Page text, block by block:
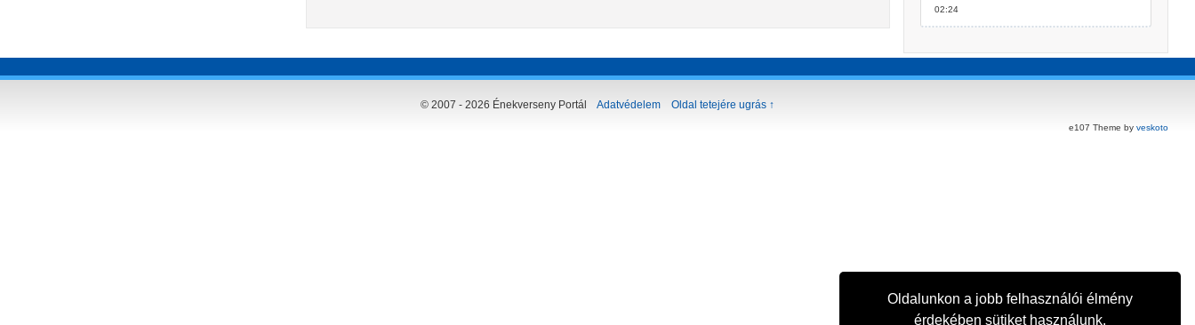
Oldalunkon a jobb felhasználói élmény
érdekében sütiket használunk.
02:24
© 2007 - 2026 Énekverseny Portál Adatvédelem Oldal tetejére ugrás ↑
e107 Theme by veskoto